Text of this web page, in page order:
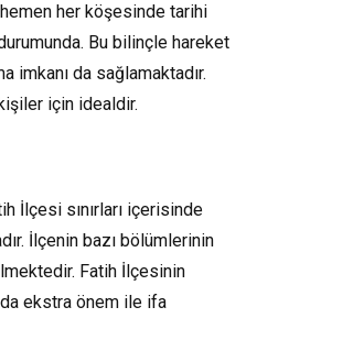
hemen her köşesinde tarihi
Bu bilinçle hareket
da sağlamaktadır.
için idealdir.
İlçesi sınırları içerisinde
İlçenin bazı bölümlerinin
Fatih İlçesinin
da ekstra önem ile ifa